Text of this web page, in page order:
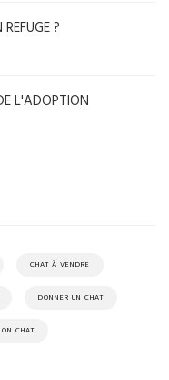
?
L'ADOPTION
CHAT À VENDRE
DONNER UN CHAT
CHAT